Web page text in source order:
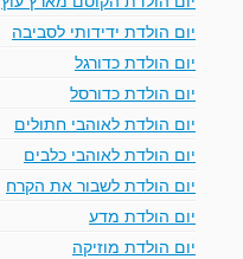
יום הולדת ידידותי לסביבה
יום הולדת כדורגל
יום הולדת כדורסל
יום הולדת לאוהבי חתולים
יום הולדת לאוהבי כלבים
יום הולדת לשבור את הקרח
יום הולדת מדע
יום הולדת מוזיקה